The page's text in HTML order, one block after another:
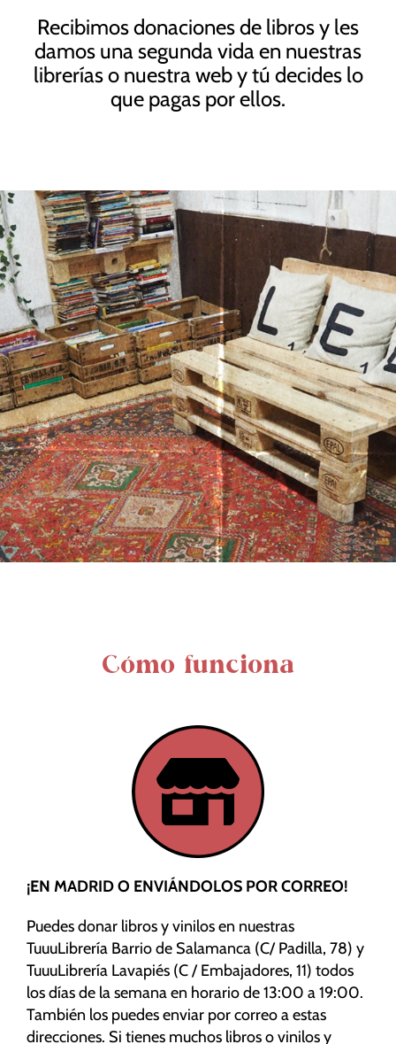
Recibimos donaciones de libros y les
damos una segunda vida en nuestras
librerías o nuestra web y tú decides lo
que pagas por ellos.
Cómo funciona
¡EN MADRID O ENVIÁNDOLOS POR CORREO!
Puedes donar libros y vinilos en nuestras
TuuuLibrería Barrio de Salamanca (C/ Padilla, 78) y
TuuuLibrería Lavapiés (C / Embajadores, 11) todos
los días de la semana en horario de 13:00 a 19:00.
También los puedes enviar por correo a estas
direcciones. Si tienes muchos libros o vinilos y
Marketing
Al compartir tus
intereses y
posibilidad de
ver contenido y
ofertas
personalizados.